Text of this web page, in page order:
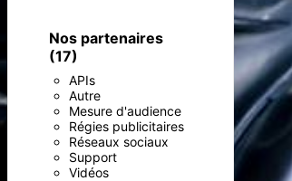
Nos partenaires
(17)
APIs
Autre
Mesure d'audience
Régies publicitaires
Réseaux sociaux
Support
Vidéos